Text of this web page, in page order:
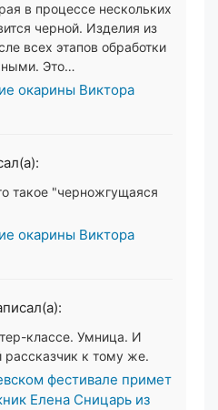
в процессе нескольких
черной. Изделия из
всех этапов обработки
Это…
окарины Виктора
такое "черножгущаяся
окарины Виктора
классе. Умница. И
рассказчик к тому же.
фестивале примет
Елена Сницарь из